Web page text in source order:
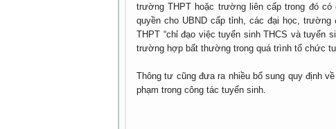
trường THPT hoặc trường liên cấp trong đó có
quyền cho UBND cấp tỉnh, các đại học,
THPT “chỉ đạo việc tuyển sinh THCS và tuyển
trường hợp bất thường trong quá trình tổ chức
Thông tư cũng đưa ra nhiều bổ sung quy định
phạm trong công tác tuyển sinh.